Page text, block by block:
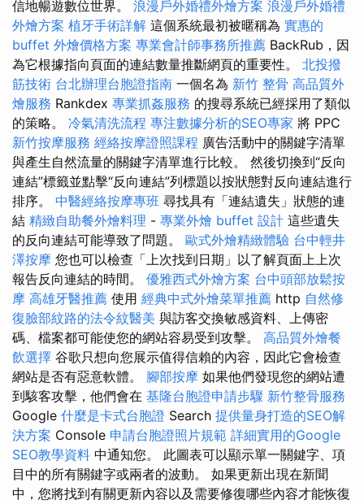
信地暢遊數位世界。 浪漫戶外婚禮外燴方案 浪漫戶外婚禮
外燴方案 植牙手術詳解 這個系統最初被暱稱為 實惠的
buffet 外燴價格方案 專業會計師事務所推薦 BackRub，因
為它根據指向頁面的連結數量推斷網頁的重要性。 北投撥
筋技術 台北辦理台胞證指南 一個名為 新竹 整骨 高品質外
燴服務 Rankdex 專業抓姦服務 的搜尋系統已經採用了類似
的策略。 冷氣清洗流程 專注數據分析的SEO專家 將 PPC
新竹按摩服務 經絡按摩證照課程 廣告活動中的關鍵字清單
與產生自然流量的關鍵字清單進行比較。 然後切換到“反向
連結”標籤並點擊“反向連結”列標題以按狀態對反向連結進行
排序。 中醫經絡按摩專班 尋找具有「連結遺失」狀態的連
結 精緻自助餐外燴料理 - 專業外燴 buffet 設計 這些遺失
的反向連結可能導致了問題。 歐式外燴精緻體驗 台中輕井
澤按摩 您也可以檢查「上次找到日期」以了解頁面上上次
報告反向連結的時間。 優雅西式外燴方案 台中頭部放鬆按
摩 高雄牙醫推薦 使用 經典中式外燴菜單推薦 http 自然修
復臉部紋路的法令紋醫美 與訪客交換敏感資料、上傳密
碼、檔案都可能使您的網站容易受到攻擊。 高品質外燴餐
飲選擇 谷歌只想向您展示值得信賴的內容，因此它會檢查
網站是否有惡意軟體。 腳部按摩 如果他們發現您的網站遭
到駭客攻擊，他們會在 基隆台胞證申請步驟 新竹整骨服務
Google 什麼是卡式台胞證 Search 提供量身打造的SEO解
決方案 Console 申請台胞證照片規範 詳細實用的Google
SEO教學資料 中通知您。 此圖表可以顯示單一關鍵字、項
目中的所有關鍵字或兩者的波動。 如果更新出現在新聞
中，您將找到有關更新內容以及需要修復哪些內容才能恢復